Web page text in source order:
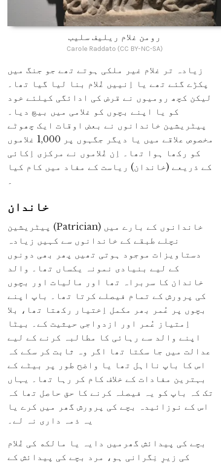
رومن غلام ریلیف سلیب
Carole Raddato (CC BY-NC-SA)
زیادہ تر غلام غیر ملکی ہوتے تھے جو جنگ میں
پکڑے گئے تھے یا اِنییں غُلام بنا لیا گیا تھا۔
لیکن کچھ رومیوں نے قرض کی ادائگی کیلئے خود
کو یا اپنے بچوں کو غلامی میں بیچ دیا۔
پیٹریشین خاندانوں نے بعض اوقات ایک چھوٹے
مخصوص علاقے میں یا دیگر جگہوں پر 1,000 غلاموں
کو رکھا ہوا تھا۔ اِن غُلاموں نے مرکزی اِکائی
کے ذریعے (خاندان) ریاست کے مفاد میں کام کیا
۔
خاندان
پیٹریشین (Patrician) خاندانوں کے بارے میں
نچلے طبقے کے خاندانوں سے کہیں زیادہ
دستاویزات موجود ہوتی تھیں پھر بھی دونوں
کے لیے بنیادی نمونہ یکساں تھا۔ والد
خاندان کا سربراہ تھا اور مالیات اور بچوں
کی پرورش کے تمام فیصلے کرتا تھا۔ باپ اپنے
بچوں پر عُمر بھر مکمل اِختیار رکھتا تھا، بلا
اِمتیاز عُمر اور ازدواجی حیثیت کے۔ بیٹا
اپنے والد سے رہائی کا مطالبہ کرنے کے لیے
عدالت میں جا سکتا تھا اگر وہ ثابت کر سکے کہ
اس کا باپ نااہل تھا یا واضح طور پر بیٹے کے
بہترین مفادات کے خلاف کام کر رہا تھا۔ یہاں
تک کہ باپ کو یہ فیصلہ کرنے کا حق حاصل تھا کہ
اس کے نوزائیدہ بچے کی پرورش گھر میں کرے یا
یہ ذمہ داری نہ لے۔
بچے کی پیدائش گھرمیں دایہ یا مالکه کی غُلام
کی زیرِ نِگرانی ہو، مرد بچے کی پیدائش کے